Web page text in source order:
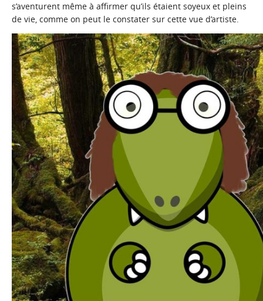
s’aventurent même à affirmer qu’ils étaient soyeux et pleins
de vie, comme on peut le constater sur cette vue d’artiste.